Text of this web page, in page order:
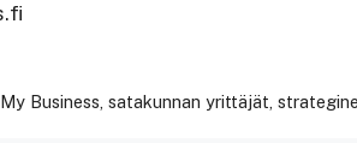
Business ,satakunnan yrittäjät ,